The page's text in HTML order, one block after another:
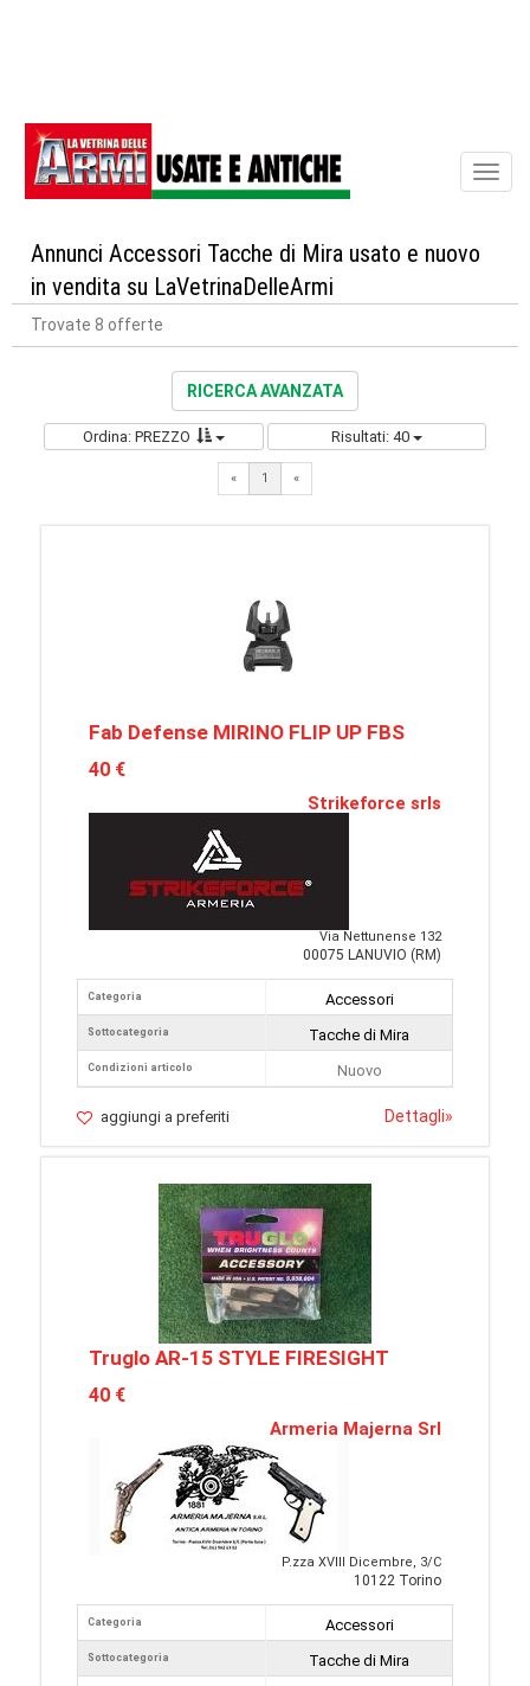
Annunci Accessori Tacche di Mira usato e nuovo
in vendita su LaVetrinaDelleArmi
Trovate 8 offerte
RICERCA AVANZATA
Ordina: PREZZO Risultati: 40
« 1 «
Fab Defense MIRINO FLIP UP FBS
40 €
Strikeforce srls
Via Nettunense 132
00075 LANUVIO (RM)
Categoria
Sottocategoria
Condizioni articolo
Accessori
Tacche di Mira
Nuovo
aggiungi a preferiti Dettagli»
Truglo AR-15 STYLE FIRESIGHT
40 €
Armeria Majerna Srl
P.zza XVIII Dicembre, 3/C
10122 Torino
Categoria
Sottocategoria
Accessori
Tacche di Mira